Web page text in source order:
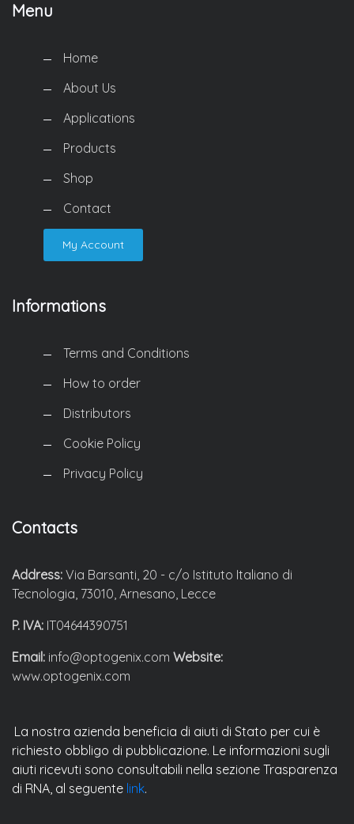
Menu
Home
About Us
Applications
Products
Shop
Contact
My Account
Informations
Terms and Conditions
How to order
Distributors
Cookie Policy
Privacy Policy
Contacts
Address: Via Barsanti, 20 - c/o Istituto Italiano di
Tecnologia, 73010, Arnesano, Lecce
P. IVA: IT04644390751
Email: info@optogenix.com Website:
www.optogenix.com
La nostra azienda beneficia di aiuti di Stato per cui è
richiesto obbligo di pubblicazione. Le informazioni sugli
aiuti ricevuti sono consultabili nella sezione Trasparenza
di RNA, al seguente link.